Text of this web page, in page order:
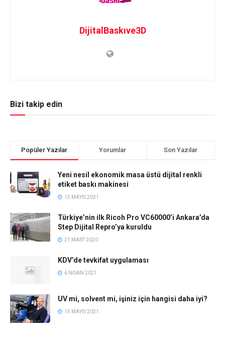
DijitalBaskıve3D
Bizi takip edin
Popüler Yazılar Yorumlar Son Yazılar
Yeni nesil ekonomik masa üstü dijital renkli
etiket baskı makinesi
15 MAYIS 2021
Türkiye’nin ilk Ricoh Pro VC60000’i Ankara’da
Step Dijital Repro’ya kuruldu
21 MART 2020
KDV’de tevkifat uygulaması
6 NISAN 2021
UV mi, solvent mi, işiniz için hangisi daha iyi?
15 MAYIS 2021